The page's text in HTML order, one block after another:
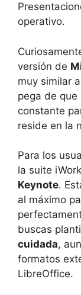
operativo.
versión de
muy similar
pega de
constante
reside en la
Para los
la suite
Keynote.
al máximo
buscas
cuidada,
formatos
LibreOffice.